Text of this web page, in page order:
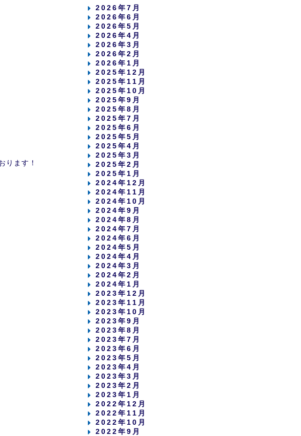
ります！
2026年7月
2026年6月
2026年5月
2026年4月
2026年3月
2026年2月
2026年1月
2025年12月
2025年11月
2025年10月
2025年9月
2025年8月
2025年7月
2025年6月
2025年5月
2025年4月
2025年3月
2025年2月
2025年1月
2024年12月
2024年11月
2024年10月
2024年9月
2024年8月
2024年7月
2024年6月
2024年5月
2024年4月
2024年3月
2024年2月
2024年1月
2023年12月
2023年11月
2023年10月
2023年9月
2023年8月
2023年7月
2023年6月
2023年5月
2023年4月
2023年3月
2023年2月
2023年1月
2022年12月
2022年11月
2022年10月
2022年9月